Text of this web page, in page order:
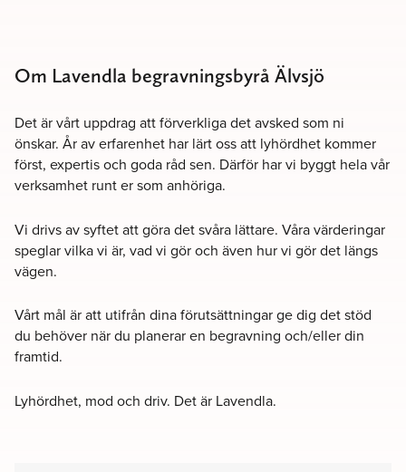
Om Lavendla begravningsbyrå Älvsjö
Det är vårt uppdrag att förverkliga det avsked som ni
önskar. År av erfarenhet har lärt oss att lyhördhet kommer
först, expertis och goda råd sen. Därför har vi byggt hela vår
verksamhet runt er som anhöriga.
Vi drivs av syftet att göra det svåra lättare. Våra värderingar
speglar vilka vi är, vad vi gör och även hur vi gör det längs
vägen.
Vårt mål är att utifrån dina förutsättningar ge dig det stöd
du behöver när du planerar en begravning och/eller din
framtid.
Lyhördhet, mod och driv. Det är Lavendla.